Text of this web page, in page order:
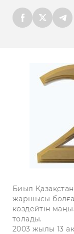
Биыл
жаршысы
көздейтін
толады.
2003 жылы 13